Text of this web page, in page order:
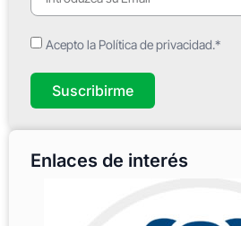
Acepto la Política de privacidad.*
Suscribirme
Enlaces de interés